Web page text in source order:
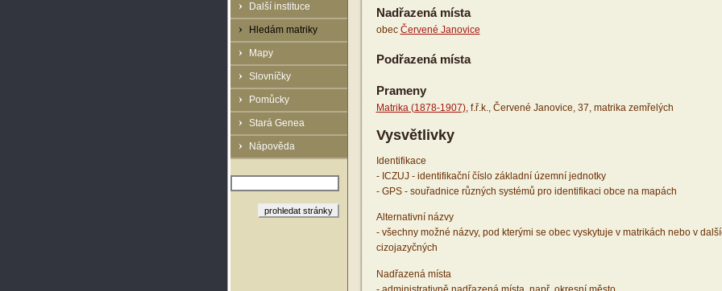
Další instituce
Hledám matriky
Mapy
Slovníčky
Pomůcky
Stará Genea
Nápověda
Nadřazená místa
obec Červené Janovice
Podřazená místa
Prameny
Matrika (1878-1907), f.ř.k., Červené Janovice, 37, matrika zemřelých
Vysvětlivky
Identifikace
- ICZUJ - identifikační číslo základní územní jednotky
- GPS - souřadnice různých systémů pro identifikaci obce na mapách
Alternativní názvy
- všechny možné názvy, pod kterými se obec vyskytuje v matrikách nebo v
cizojazyčných
Nadřazená místa